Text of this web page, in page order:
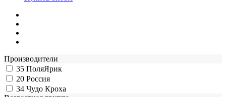
Производители
35 ПоляЯрик
20 Россия
34 Чудо Кроха